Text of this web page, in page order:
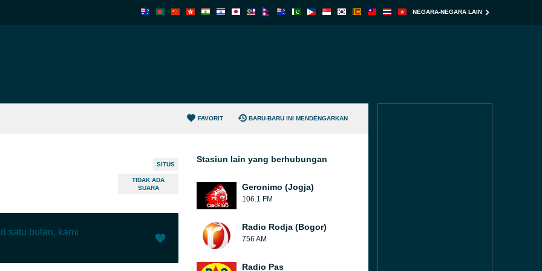
NEGARA-NEGARA LAIN
FAVORIT BARU-BARU INI MENDENGARKAN
SITUS
TIDAK ADA
SUARA
satu bulan, kami
Stasiun lain yang berhubungan
Geronimo (Jogja)
106.1 FM
Radio Rodja (Bogor)
756 AM
Radio Pas